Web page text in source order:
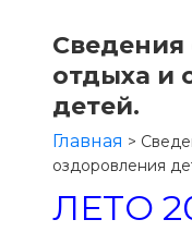
Сведения
отдыха и
детей.
Главная >
оздоровления
ЛЕТО